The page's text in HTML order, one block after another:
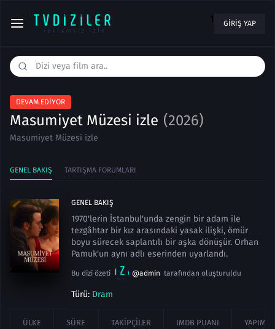
1 GIRIŞ YAP
DEVAM EDIYOR
Masumiyet Müzesi izle (2026)
Masumiyet Müzesi izle
GENEL BAKIŞ TARTIŞMA FORUMLARI
GENEL BAKIŞ
1970'lerin İstanbul'unda zengin bir adam ile
tezgâhtar bir kız arasındaki yasak ilişki, ömür
boyu sürecek saplantılı bir aşka dönüşür. Orhan
Pamuk'un aynı adlı eserinden uyarlandı.
Bu dizi özeti @admin tarafından oluşturuldu
Türü: Dram
ÜLKE
SÜRE
TAKIPÇILER
IMDB PUANI
YAPIM